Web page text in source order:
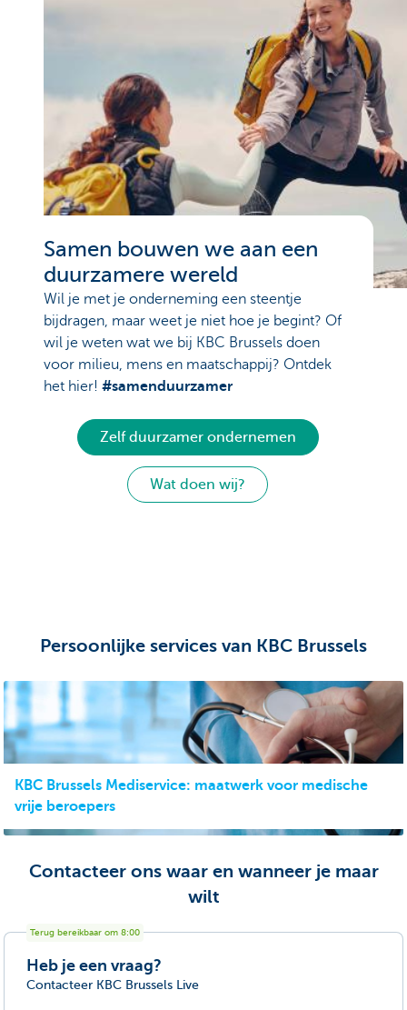
Samen bouwen we aan een
duurzamere wereld
Wil je met je onderneming een steentje
bijdragen, maar weet je niet hoe je begint? Of
wil je weten wat we bij KBC Brussels doen
voor milieu, mens en maatschappij? Ontdek
het hier! #samenduurzamer
Zelf duurzamer ondernemen
Wat doen wij?
Persoonlijke services van KBC Brussels
KBC Brussels Mediservice: maatwerk voor medische
vrije beroepers
Contacteer ons waar en wanneer je maar
wilt
Terug bereikbaar om 8:00
Heb je een vraag?
Contacteer KBC Brussels Live